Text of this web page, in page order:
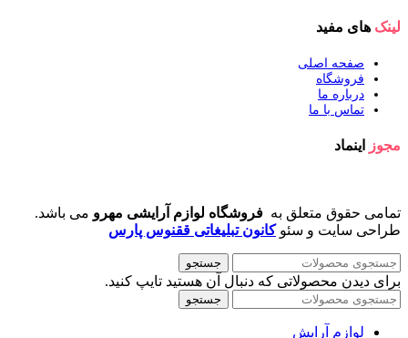
لینک های مفید
صفحه اصلی
فروشگاه
درباره ما
تماس با ما
مجوز اینماد
تمامی حقوق متعلق به فروشگاه لوازم آرایشی مهرو می باشد.
طراحی سایت و سئوکانون تبلیغاتی ققنوس پارس
جستجو
برای دیدن محصولاتی که دنبال آن هستید تایپ کنید.
جستجو
لوازم آرایش